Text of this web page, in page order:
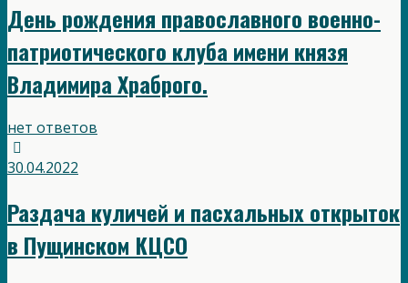
День рождения православного военно-
патриотического клуба имени князя
Владимира Храброго.
нет ответов
30.04.2022
Раздача куличей и пасхальных открыток
в Пущинском КЦСО